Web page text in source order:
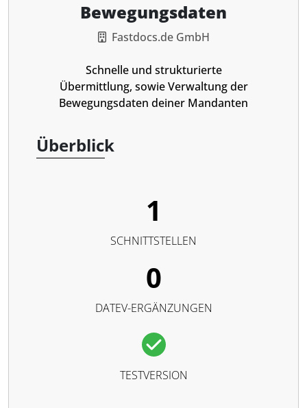
Bewegungsdaten
Fastdocs.de GmbH
Schnelle und strukturierte
Übermittlung, sowie Verwaltung der
Bewegungsdaten deiner Mandanten
Überblick
1
SCHNITTSTELLEN
0
DATEV-ERGÄNZUNGEN
TESTVERSION